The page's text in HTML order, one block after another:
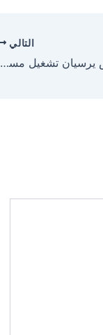
التالي
الصحة والتخصيص يرسيان تشغيل مستشفى سابك للصحة النفسية